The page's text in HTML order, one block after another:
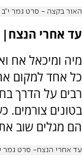
האור בקצה - סרט גמר י״ב
עד אחרי הנצח|
מיה ומיכאל אח
כל אחד למקום
רבים על הדרך
בטונים
הם מגלים שוב
עד אחרי הנצח- סרט גמר